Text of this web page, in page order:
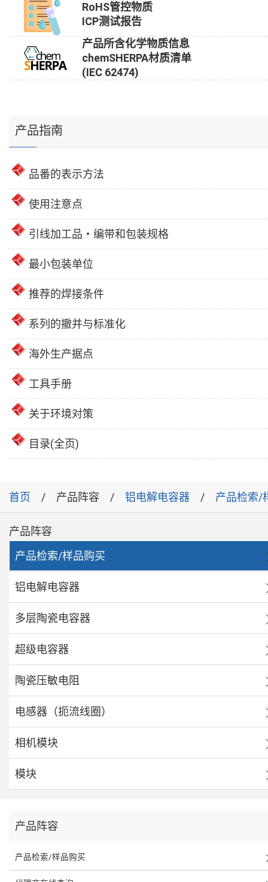
RoHS管控物质
ICP测试报告
产品所含化学物质信息
chemSHERPA材质清单
(IEC 62474)
产品指南
品番的表示方法
使用注意点
引线加工品・编带和包装规格
最小包装单位
推荐的焊接条件
系列的撤并与标准化
海外生产据点
工具手册
关于环境对策
目录(全页)
首页 产品阵容 铝电解电容器 产品检索/
产品阵容
产品检索/样品购买
铝电解电容器
多层陶瓷电容器
超级电容器
陶瓷压敏电阻
电感器（扼流线圈）
相机模块
模块
产品阵容
产品检索/样品购买